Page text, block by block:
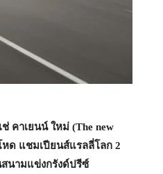
คาเยนน์ ใหม่ (The new
ด แชมเปียนส์แรลลี่โลก 2
นามแข่งกรังด์ปรีซ์